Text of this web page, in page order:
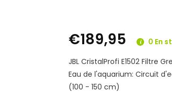
€189,95
0 En
JBL CristalProfi E1502 Filtre
Eau de l'aquarium: Circuit
(100 - 150 cm)